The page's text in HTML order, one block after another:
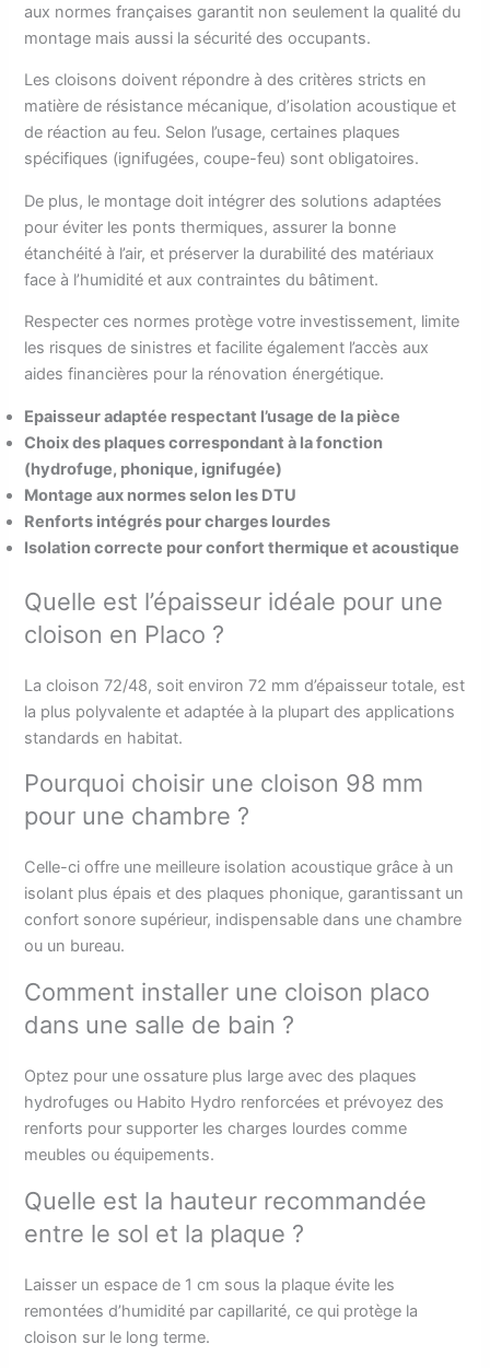
aux normes françaises garantit non seulement la qualité du
montage mais aussi la sécurité des occupants.
Les cloisons doivent répondre à des critères stricts en
matière de résistance mécanique, d’isolation acoustique et
de réaction au feu. Selon l’usage, certaines plaques
spécifiques (ignifugées, coupe-feu) sont obligatoires.
De plus, le montage doit intégrer des solutions adaptées
pour éviter les ponts thermiques, assurer la bonne
étanchéité à l’air, et préserver la durabilité des matériaux
face à l’humidité et aux contraintes du bâtiment.
Respecter ces normes protège votre investissement, limite
les risques de sinistres et facilite également l’accès aux
aides financières pour la rénovation énergétique.
Epaisseur adaptée respectant l’usage de la pièce
Choix des plaques correspondant à la fonction
(hydrofuge, phonique, ignifugée)
Montage aux normes selon les DTU
Renforts intégrés pour charges lourdes
Isolation correcte pour confort thermique et acoustique
Quelle est l’épaisseur idéale pour une
cloison en Placo ?
La cloison 72/48, soit environ 72 mm d’épaisseur totale, est
la plus polyvalente et adaptée à la plupart des applications
standards en habitat.
Pourquoi choisir une cloison 98 mm
pour une chambre ?
Celle-ci offre une meilleure isolation acoustique grâce à un
isolant plus épais et des plaques phonique, garantissant un
confort sonore supérieur, indispensable dans une chambre
ou un bureau.
Comment installer une cloison placo
dans une salle de bain ?
Optez pour une ossature plus large avec des plaques
hydrofuges ou Habito Hydro renforcées et prévoyez des
renforts pour supporter les charges lourdes comme
meubles ou équipements.
Quelle est la hauteur recommandée
entre le sol et la plaque ?
Laisser un espace de 1 cm sous la plaque évite les
remontées d’humidité par capillarité, ce qui protège la
cloison sur le long terme.